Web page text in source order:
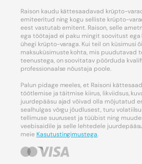
Raison kaudu kättesaadavad krüpto-
emiteeritud ning kogu selliste krüpto-
eest vastutab emitent. Raison, selle
ega töötajad ei paku mingit soovitust ega
ühegi krüpto-varaga. Kui teil on küsimusi
maksuküsimuste kohta, mis puudutavad
teenustega, on soovitatav pöörduda
professionaalse nõustaja poole.
Palun pidage meeles, et Raisoni
töötlemise ja täitmise kiirus, likviidsus,
juurdepääsu ajad võivad olla mõjutatud
sealhulgas võrgu jõudlusest, turu
tellimuse suurusest ja tüübist ning
veebisaidile ja selle lehtedele
meieKasutustingimustega.